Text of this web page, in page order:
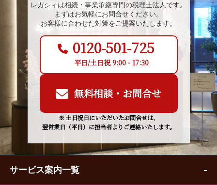
レガシィは相続・事業承継専門の税理士法人です。
まずはお気軽にお問合せください。
お客様に合わせた対策をご提案いたします。
0120-501-725
平日/土日祝 9:00 - 17:30
無料相談・お問合せ
※ 土日祝日にいただいたお問合せは、
翌営業日（平日）に担当者よりご連絡いたします。
サービス案内一覧